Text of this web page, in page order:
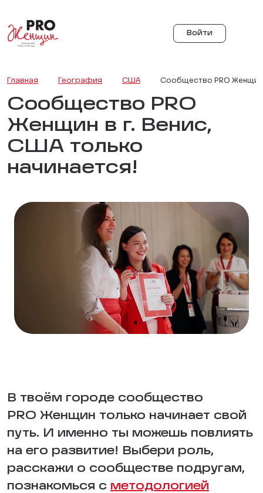
Войти
Главная География США Сообщество PRO Женщин
Сообщество PRO
Женщин в г. Венис,
США только
начинается!
В твоём городе сообщество
PRO Женщин только начинает свой
путь. И именно ты можешь повлиять
на его развитие! Выбери роль,
расскажи о сообществе подругам,
познакомься с методологией